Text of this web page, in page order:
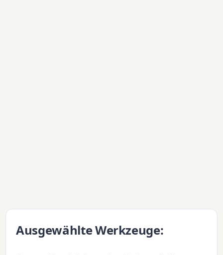
Ausgewählte Werkzeuge: